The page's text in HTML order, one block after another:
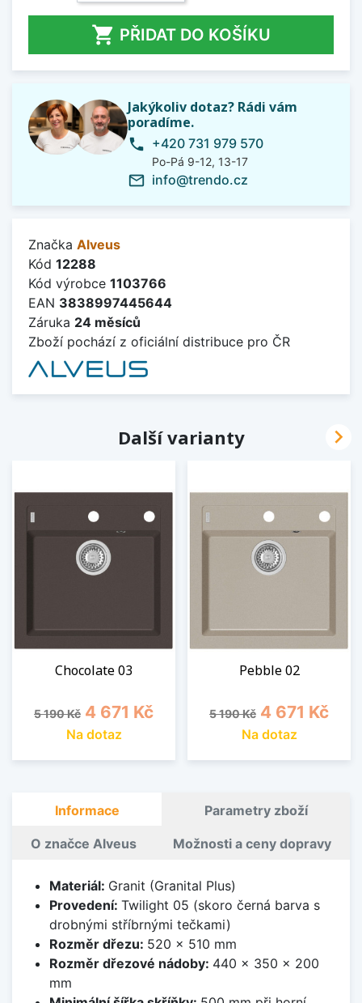
 PŘIDAT DO KOŠÍKU
Jakýkoliv dotaz? Rádi vám
poradíme.
phone +420 731 979 570
Po-Pá 9-12, 13-17
mail_outline info@trendo.cz
Značka Alveus
Kód 12288
Kód výrobce 1103766
EAN 3838997445644
Záruka 24 měsíců
Zboží pochází z oficiální distribuce pro ČR
Další varianty
Chocolate 03
Běžná cena
5 190 Kč Cena
4 671 Kč
Na dotaz
Pebble 02
Běžná cena
5 190 Kč Cena
4 671 Kč
Na dotaz

Informace Parametry zboží
O značce Alveus Možnosti a ceny dopravy
Materiál: Granit (Granital Plus)
Provedení: Twilight 05 (skoro černá barva s
drobnými stříbrnými tečkami)
Rozměr dřezu: 520 x 510 mm
Rozměr dřezové nádoby: 440 x 350 x 200
mm